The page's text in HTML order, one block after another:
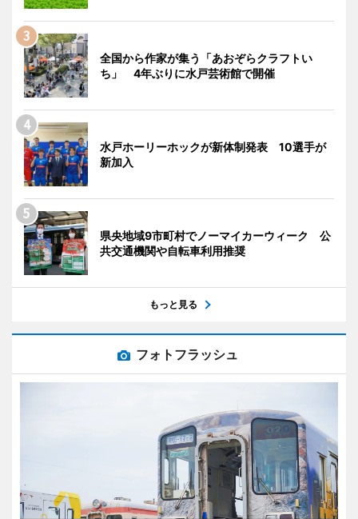
全国から作家が集う「あおぞらクラフトい
ち」 4年ぶりに水戸芸術館で開催
水戸ホーリーホックが新体制発表 10選手が
新加入
県央地域9市町村でノーマイカーウィーク 公
共交通機関や自転車利用推奨
もっと見る
フォトフラッシュ